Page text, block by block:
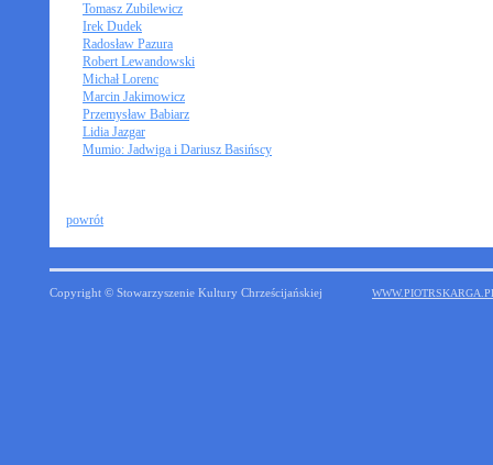
Tomasz Zubilewicz
Irek Dudek
Radosław Pazura
Robert Lewandowski
Michał Lorenc
Marcin Jakimowicz
Przemysław Babiarz
Lidia Jazgar
Mumio: Jadwiga i Dariusz Basińscy
powrót
Copyright © Stowarzyszenie Kultury Chrześcijańskiej